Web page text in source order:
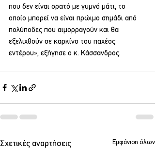
που δεν είναι ορατό με γυμνό μάτι, το
οποίο μπορεί να είναι πρώιμο σημάδι από
πολύποδες που αιμορραγούν και θα
εξελιχθούν σε καρκίνο του παχέος
εντέρου», εξήγησε ο κ. Κάσσανδρος.
Σχετικές αναρτήσεις Εμφάνιση όλων